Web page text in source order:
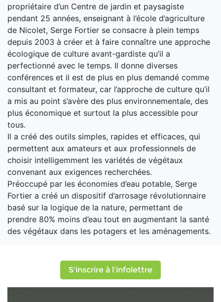
propriétaire d’un Centre de jardin et paysagiste
pendant 25 années, enseignant à l’école d’agriculture
de Nicolet, Serge Fortier se consacre à plein temps
depuis 2003 à créer et à faire connaître une approche
écologique de culture avant-gardiste qu’il a
perfectionné avec le temps. Il donne diverses
conférences et il est de plus en plus demandé comme
consultant et formateur, car l’approche de culture qu’il
a mis au point s’avère des plus environnementale, des
plus économique et surtout la plus accessible pour
tous.
Il a créé des outils simples, rapides et efficaces, qui
permettent aux amateurs et aux professionnels de
choisir intelligemment les variétés de végétaux
convenant aux exigences recherchées.
Préoccupé par les économies d’eau potable, Serge
Fortier a créé un dispositif d’arrosage révolutionnaire
basé sur la logique de la nature, permettant de
prendre 80% moins d’eau tout en augmentant la santé
des végétaux dans les potagers et les aménagements.
S'inscrire à l'infolettre